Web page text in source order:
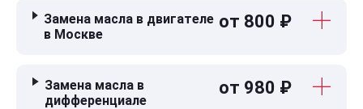
Замена масла в двигателе
в Москве
от 800 ₽
Замена масла в
дифференциале
от 980 ₽